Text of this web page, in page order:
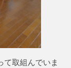
て取組んでいま